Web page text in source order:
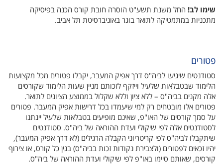
שימו לב! החל משנת תשע"ט הוסרה חובת קורס הכנה בפיסיקה
מתכניות במתמטיקה לתואר בוגר באוניברסיטת תל אביב.
פטורים
סטודנטים שיגיעו לביה"ס דרך אפיק המעבר, יקבלו פטורים מכל מקצועות
הלימוד שבטבלאות שלעיל וייזקף לזכותם מניין שעות הלימוד שקורסים
אלה מקנים בביה"ס – ללא ציון וללא שקלול בממוצע הציונים לתואר.
פטורים אלו מובטחים רק למי שיעמדו בכל דרישות אפיק המעבר. פטורים
על סמך קורסים של האו"פ, שאינם מופיעים בטבלאות שלעיל יינתנו
לסטודנטים אלה לפי שיקולי ועדת ההוראה של ביה"ס. סטודנטים
שיתקבלו לביה"ס לפי קריטריוני הקבלה הרגילים (‏ לא דרך אפיק המעבר‎)‏,
יהיו זכאים לפטורים (‏ ולצבירת נקודות זכות בביה"ס‎)‏ בגין כל קורס, או צירוף
קורסים, שאותם סיימו באו"פ לפי שיקולי ועדת ההוראה של ביה"ס.